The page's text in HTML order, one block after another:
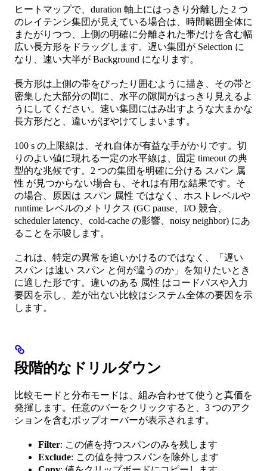
ヒートマップで、duration 軸上にはっきり分離した 2 つ
のレイテンシ集団が見えている場合は、時間範囲全体に
またがりつつ、上側の明確に分離された帯だけを含む幅
広い長方形をドラッグします。遅い集団が Selection に
なり、速い大半が Background になります。
長方形は上側の帯をぴったり囲むように描き、その帯と
密集した大部分の間に、水平の隙間がはっきり見えるよ
うにしてください。速い集団にはみ出すような大まかな
長方形だと、違いがぼやけてしまいます。
100 s の上限線は、それ自体が有益な手がかりです。切
りのよい値に現れる一定の水平線は、固定 timeout の典
型的な兆候です。2 つの集団を明確に分ける スパン 属
性 が見つからない場合も、それは有用な結果です。そ
の場合、原因は スパン 属性 ではなく、ホストレベルや
runtime レベルのメトリクス (GC pause、I/O 競合、
scheduler latency、cold-cache の影響、noisy neighbor) にあ
ることを示唆します。
これは、特定の異常を追いかけるのではなく、「遅い
スパン は速い スパン と何が違うのか」を知りたいとき
に適した形です。違いのある 属性 はコードパスや入力
要因を示し、差が出ない比較はシステム全体の要因を示
します。
段階的なドリルダウン
比較モードと分布モードは、組み合わせて使うと真価を
発揮します。任意のバーをクリックすると、3 つのアク
ションを含むポップオーバーが表示されます。
Filter: この値を持つスパンのみを残します
Exclude: この値を持つスパンを除外します